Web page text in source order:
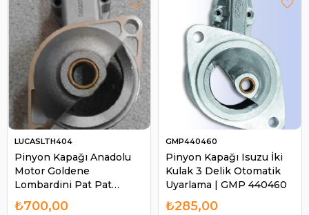
Pinyon Kapağı Anadolu
Motor Goldene
Lombardini Pat Pat
Pancar | LUCAS LTH404
LUCASLTH404
₺700,00
Pinyon Kapağı Isuzu İki
Kulak 3 Delik Otomatik
Uyarlama | GMP 440460
GMP440460
₺285,00